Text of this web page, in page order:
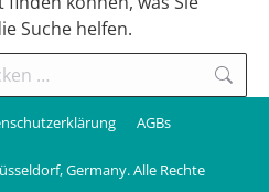
Suche helfen.
AGBs
Germany. Alle Rechte